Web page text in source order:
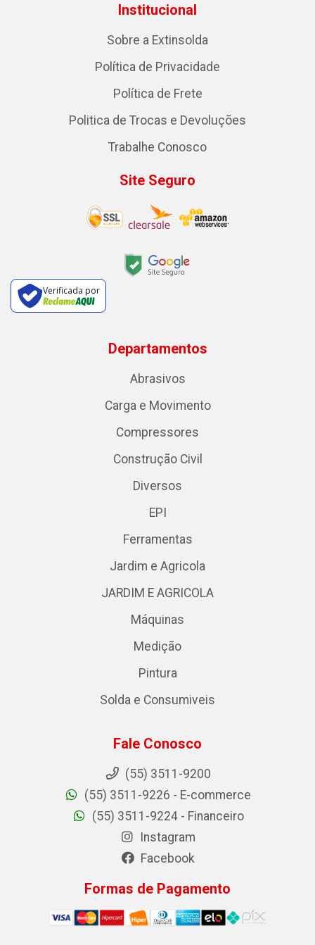
Institucional
Sobre a Extinsolda
Política de Privacidade
Política de Frete
Politica de Trocas e Devoluções
Trabalhe Conosco
Site Seguro
Verificada por
Departamentos
Abrasivos
Carga e Movimento
Compressores
Construção Civil
Diversos
EPI
Ferramentas
Jardim e Agricola
JARDIM E AGRICOLA
Máquinas
Medição
Pintura
Solda e Consumiveis
Fale Conosco
(55) 3511-9200
(55) 3511-9226 - E-commerce
(55) 3511-9224 - Financeiro
Instagram
Facebook
Formas de Pagamento